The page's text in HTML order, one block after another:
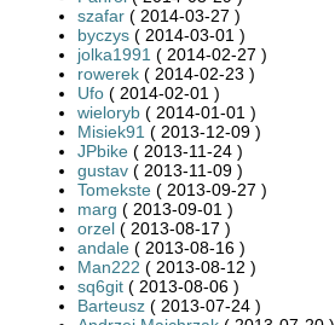
szafar ( 2014-03-27 )
byczys ( 2014-03-01 )
jolka1991 ( 2014-02-27 )
rowerek ( 2014-02-23 )
Ufo ( 2014-02-01 )
wieloryb ( 2014-01-01 )
Misiek91 ( 2013-12-09 )
JPbike ( 2013-11-24 )
gustav ( 2013-11-09 )
Tomekste ( 2013-09-27 )
marg ( 2013-09-01 )
orzel ( 2013-08-17 )
andale ( 2013-08-16 )
Man222 ( 2013-08-12 )
sq6git ( 2013-08-06 )
Barteusz ( 2013-07-24 )